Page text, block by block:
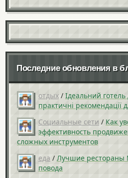
Последние обновления в
отдых / Ідеальний готель
практичні рекомендації
Социальные сети / Как
эффективность
сложных инструментов
еда / Лучшие рестораны
повода